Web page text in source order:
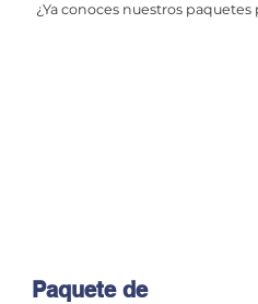
¿Ya conoces nuestros paquetes
Paquete de